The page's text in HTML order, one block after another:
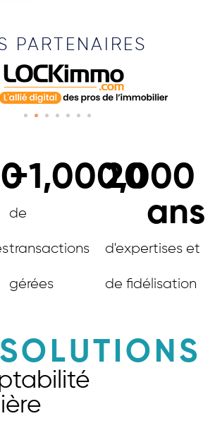
PARTENAIRES
de
transactions
gérées
+1,000,000
d'expertises et
de fidélisation
20
ans